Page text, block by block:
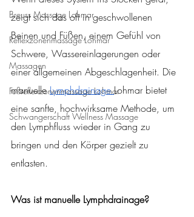
Breuss Massage Lohmar
Reflexzonenmassage Lohmar
Massagen
Fußreflexzonenmassage Lohmar
Schwangerschaft Wellness Massage
zeigt sich das oft in geschwollenen
Beinen und Füßen, einem Gefühl von
Schwere, Wassereinlagerungen oder
einer allgemeinen Abgeschlagenheit. Die
manuelle Lymphdrainage Lohmar bietet
eine sanfte, hochwirksame Methode, um
den Lymphfluss wieder in Gang zu
bringen und den Körper gezielt zu
entlasten.
Was ist manuelle Lymphdrainage?